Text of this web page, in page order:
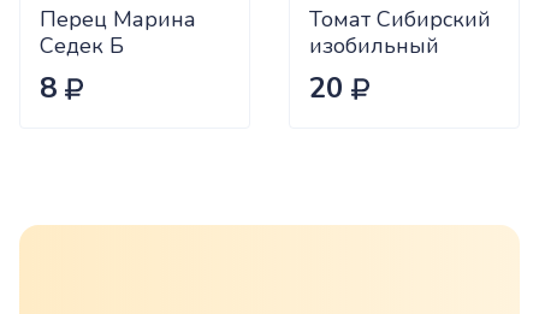
Перец Марина
Седек Б
8
Томат Сибирский
изобильный
Сиб.сад Ц
20